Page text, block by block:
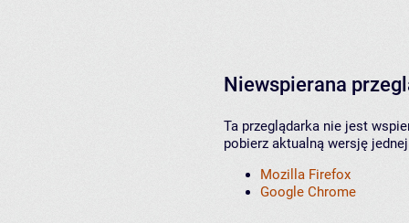
Niewspierana
Ta przeglądarka nie jest
pobierz aktualną wersję
Mozilla Firefox
Google Chrome